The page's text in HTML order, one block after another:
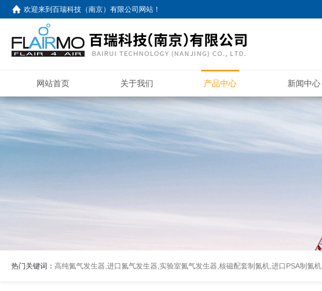
欢迎来到百瑞科技（南京）有限公司网站 ！
网站首页 关于我们 产品中心 新闻中心
热门关键词： 高纯氮气发生器,进口氮气发生器,实验室氮气发生器,核磁配套制氮机,进口PSA制氮机